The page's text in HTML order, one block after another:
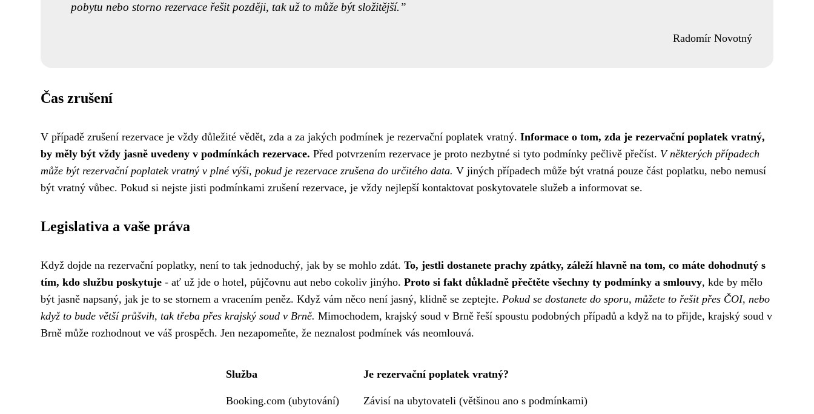
pobytu nebo storno rezervace řešit později, tak už to může být složitější.
Radomír Novotný
Čas zrušení
V případě zrušení rezervace je vždy důležité vědět, zda a za jakých podmínek je rezervační poplatek vratný. Informace o tom, zda je rezervační poplatek vratný,
by měly být vždy jasně uvedeny v podmínkách rezervace. Před potvrzením rezervace je proto nezbytné si tyto podmínky pečlivě přečíst. V některých případech
může být rezervační poplatek vratný v plné výši, pokud je rezervace zrušena do určitého data. V jiných případech může být vratná pouze část poplatku, nebo nemusí
být vratný vůbec. Pokud si nejste jisti podmínkami zrušení rezervace, je vždy nejlepší kontaktovat poskytovatele služeb a informovat se.
Legislativa a vaše práva
Když dojde na rezervační poplatky, není to tak jednoduchý, jak by se mohlo zdát. To, jestli dostanete prachy zpátky, záleží hlavně na tom, co máte dohodnutý s
tím, kdo službu poskytuje - ať už jde o hotel, půjčovnu aut nebo cokoliv jinýho. Proto si fakt důkladně přečtěte všechny ty podmínky a smlouvy, kde by mělo
být jasně napsaný, jak je to se stornem a vracením peněz. Když vám něco není jasný, klidně se zeptejte. Pokud se dostanete do sporu, můžete to řešit přes ČOI, nebo
když to bude větší průšvih, tak třeba přes krajský soud v Brně. Mimochodem, krajský soud v Brně řeší spoustu podobných případů a když na to přijde, krajský soud v
Brně může rozhodnout ve váš prospěch. Jen nezapomeňte, že neznalost podmínek vás neomlouvá.
Služba Je rezervační poplatek vratný?
Booking.com (ubytování) Závisí na ubytovateli (většinou ano s podmínkami)